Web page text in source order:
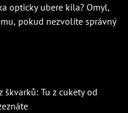
opticky ubere kila? Omyl,
pokud nezvolíte správný
škvarků: Tu z cukety od